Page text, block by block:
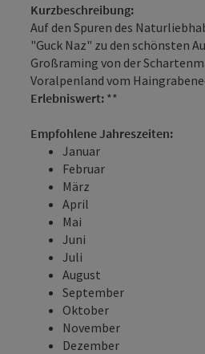
Kurzbeschreibung:
Auf den Spuren des
"Guck Naz" zu den schönsten
Großraming von der
Voralpenland vom
Erlebniswert: **
Empfohlene Jahreszeiten:
Januar
Februar
März
April
Mai
Juni
Juli
August
September
Oktober
November
Dezember